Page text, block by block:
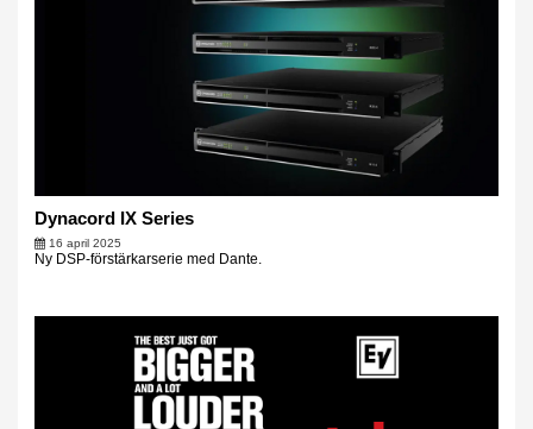
Dynacord IX Series
16 april 2025
Ny DSP-förstärkarserie med Dante.